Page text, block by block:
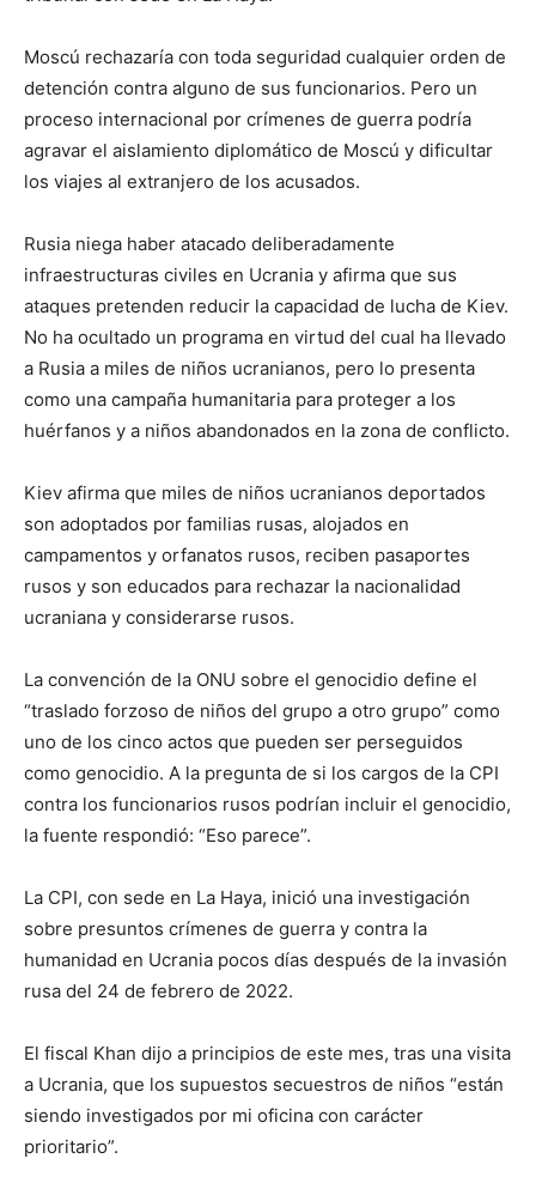
Moscú rechazaría con toda seguridad cualquier orden de
detención contra alguno de sus funcionarios. Pero un
proceso internacional por crímenes de guerra podría
agravar el aislamiento diplomático de Moscú y dificultar
los viajes al extranjero de los acusados.
Rusia niega haber atacado deliberadamente
infraestructuras civiles en Ucrania y afirma que sus
ataques pretenden reducir la capacidad de lucha de Kiev.
No ha ocultado un programa en virtud del cual ha llevado
a Rusia a miles de niños ucranianos, pero lo presenta
como una campaña humanitaria para proteger a los
huérfanos y a niños abandonados en la zona de conflicto.
Kiev afirma que miles de niños ucranianos deportados
son adoptados por familias rusas, alojados en
campamentos y orfanatos rusos, reciben pasaportes
rusos y son educados para rechazar la nacionalidad
ucraniana y considerarse rusos.
La convención de la ONU sobre el genocidio define el
“traslado forzoso de niños del grupo a otro grupo” como
uno de los cinco actos que pueden ser perseguidos
como genocidio. A la pregunta de si los cargos de la CPI
contra los funcionarios rusos podrían incluir el genocidio,
la fuente respondió: “Eso parece”.
La CPI, con sede en La Haya, inició una investigación
sobre presuntos crímenes de guerra y contra la
humanidad en Ucrania pocos días después de la invasión
rusa del 24 de febrero de 2022.
El fiscal Khan dijo a principios de este mes, tras una visita
a Ucrania, que los supuestos secuestros de niños “están
siendo investigados por mi oficina con carácter
prioritario”.